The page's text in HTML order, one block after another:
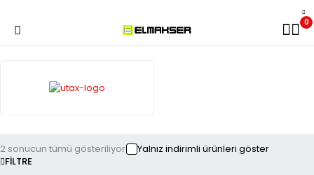
0
FILTRE
2 sonucun tümü gösteriliyor Yalnız indirimli ürünleri göster